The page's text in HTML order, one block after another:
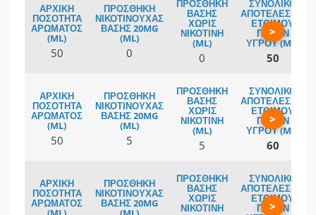
50 0 0 50
>
50 5 5 60
>
>